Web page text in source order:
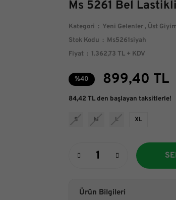
Ms 5261 Bel
Kategori Yeni Gelenler , Üst Giyim
Stok Kodu
Ms5261siyah
Fiyat
1.362,73 TL + KDV
%40 899,40 TL
84,42 TL den başlayan taksitlerle!
S M L XL
Ürün Bilgileri